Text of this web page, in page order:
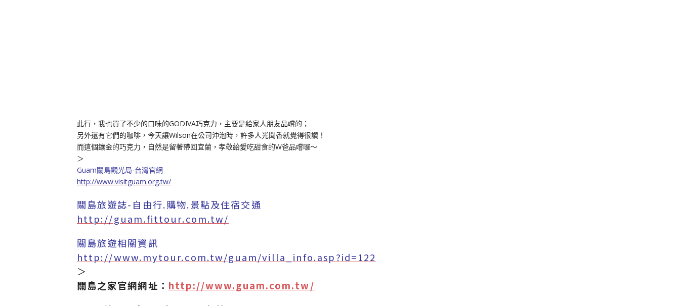
此行，我也買了不少的口味的GODIVA巧克力，主要是給家人朋友品嚐的；
另外還有它們的咖啡，今天讓Wilson在公司沖泡時，許多人光聞香就覺得很讚！
而這個鑲金的巧克力，自然是留著帶回宜蘭，孝敬給愛吃甜食的W爸品嚐囉～
＞
Guam關島觀光局-台灣官網
http://www.visitguam.org.tw/
關島旅遊誌-自由行.購物.景點及住宿交通
http://guam.fittour.com.tw/
關島旅遊相關資訊
http://www.mytour.com.tw/guam/villa_info.asp?id=122
＞
關島之家官網網址： http://www.guam.com.tw/